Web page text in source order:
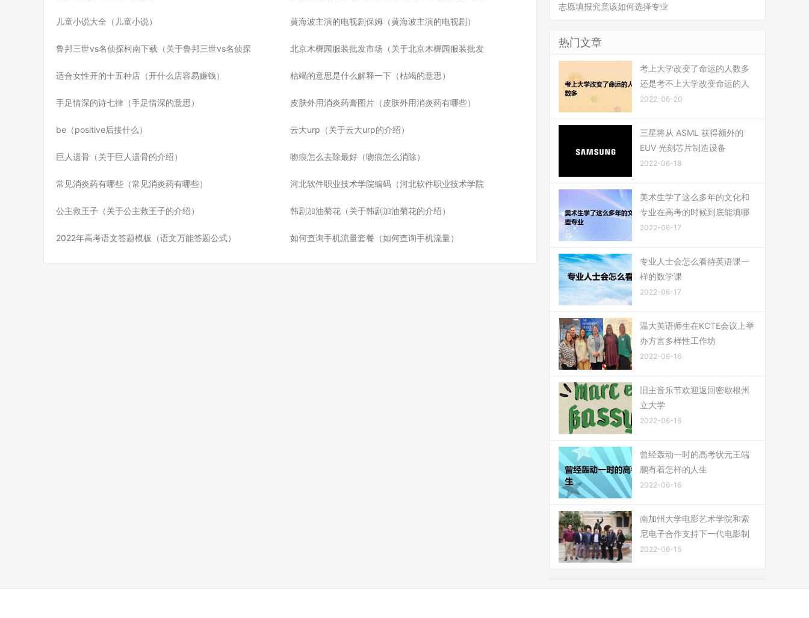
儿童小说大全（儿童小说） 黄海波主演的电视剧保姆（黄海波主演的电视剧）
鲁邦三世vs名侦探柯南下载（关于鲁邦三世vs名侦探 北京木樨园服装批发市场（关于北京木樨园服装批发
适合女性开的十五种店（开什么店容易赚钱） 枯竭的意思是什么解释一下（枯竭的意思）
手足情深的诗七律（手足情深的意思） 皮肤外用消炎药膏图片（皮肤外用消炎药有哪些）
be（positive后接什么） 云大urp（关于云大urp的介绍）
巨人遗骨（关于巨人遗骨的介绍） 吻痕怎么去除最好（吻痕怎么消除）
常见消炎药有哪些（常见消炎药有哪些） 河北软件职业技术学院编码（河北软件职业技术学院
公主救王子（关于公主救王子的介绍） 韩剧加油菊花（关于韩剧加油菊花的介绍）
2022年高考语文答题模板（语文万能答题公式） 如何查询手机流量套餐（如何查询手机流量）
志愿填报究竟该如何选择专业
热门文章
考上大学改变了命运的人数多
还是考不上大学改变命运的人
2022-06-20
三星将从 ASML 获得额外的
EUV 光刻芯片制造设备
2022-06-18
美术生学了这么多年的文化和
专业在高考的时候到底能填哪
2022-06-17
专业人士会怎么看待英语课一
样的数学课
2022-06-17
温大英语师生在KCTE会议上举
办方言多样性工作坊
2022-06-16
旧主音乐节欢迎返回密歇根州
立大学
2022-06-16
曾经轰动一时的高考状元王端
鹏有着怎样的人生
2022-06-16
南加州大学电影艺术学院和索
尼电子合作支持下一代电影制
2022-06-15